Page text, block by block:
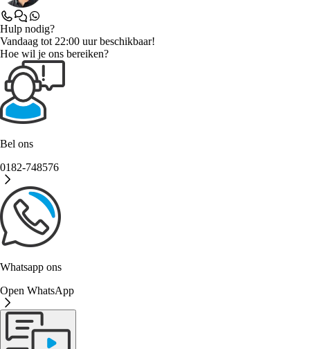
Hulp nodig?
Vandaag tot 22:00 uur beschikbaar!
Hoe wil je ons bereiken?
Bel ons
0182-748576
Whatsapp ons
Open WhatsApp